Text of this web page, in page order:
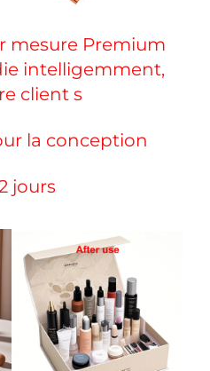
mesure Premium
intelligemment,
client s
la conception
jours